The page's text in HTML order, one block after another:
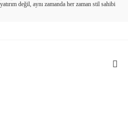
değil, aynı zamanda her zaman stil sahibi